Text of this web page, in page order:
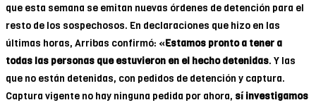
que esta semana se emitan nuevas órdenes de detención para el
resto de los sospechosos. En declaraciones que hizo en las
últimas horas, Arribas confirmó: «Estamos pronto a tener a
todas las personas que estuvieron en el hecho detenidas. Y las
que no están detenidas, con pedidos de detención y captura.
Captura vigente no hay ninguna pedida por ahora, sí investigamos